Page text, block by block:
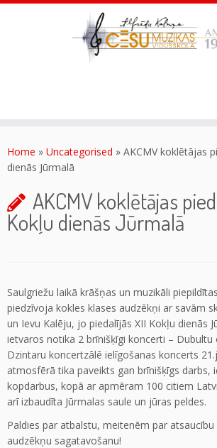
Skip
Home » Uncategorised » AKCMV koklētājas
dienās Jūrmalā
AKCMV koklētājas
Kokļu dienās Jūrmalā
Saulgriežu laikā krāšņas un muzikāli
piedzīvoja kokles klases audzēkņi ar savām
un Ievu Kalēju, jo piedalījās XII Kokļu dienās
ietvaros notika 2 brīnišķīgi koncerti – Dubultu
Dzintaru koncertzālē ielīgošanas koncerts
atmosfērā tika paveikts gan brīnišķīgs darbs,
kopdarbus, kopā ar apmēram 100 citiem
arī izbaudīta Jūrmalas saule un jūras peldes.
Paldies par atbalstu, meitenēm par
audzēkņu sagatavošanu!